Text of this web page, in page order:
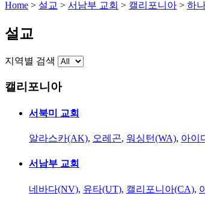
Home > 설교 > 서남부 교회 > 캘리포니아 > 하
설교
지역별 검색
캘리포니아
서북미 교회
알라스카(AK), 오레곤, 워싱턴(WA), 아이
서남부 교회
네바다(NV), 유타(UT), 캘리포니아(CA),